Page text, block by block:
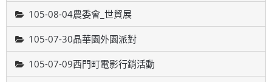
105-08-04農委會_世貿展
105-07-30晶華園外園派對
105-07-09西門町電影行銷活動